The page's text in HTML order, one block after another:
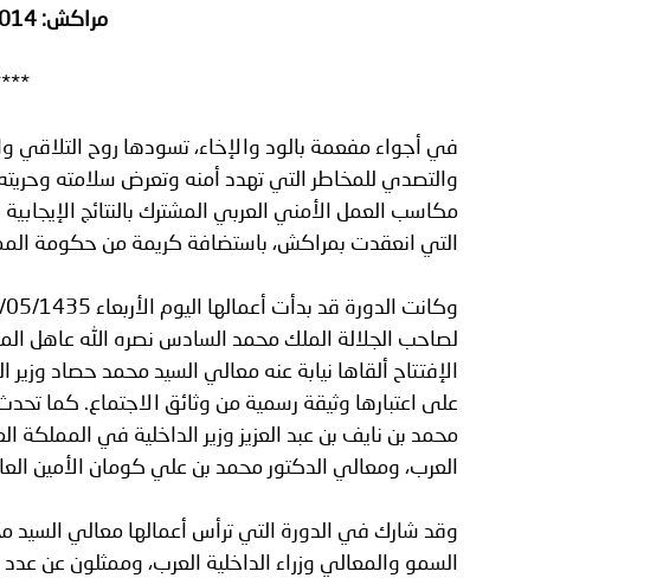
بيان صادر عن الأمانة العامة لمجلس وزراء
مراكش: 12/03/2014م
في أجواء مفعمة بالود والإخاء، تسودها روح
والتصدي للمخاطر التي تهدد أمنه وتعرض سلامته وحريته
مكاسب العمل الأمني العربي المشترك بالنتائج
التي انعقدت بمراكش، باستضافة كريمة من حكومة
لصاحب الجلالة الملك محمد السادس نصره الله عاهل
الإفتتاح ألقاها نيابة عنه معالي السيد محمد حصاد
على اعتبارها وثيقة رسمية من وثائق الاجتماع. كما
محمد بن نايف بن عبد العزيز وزير الداخلية في المملكة
العرب، ومعالي الدكتور محمد بن علي كومان الأمين
وقد شارك في الدورة التي ترأس أعمالها معالي السيد
السمو والمعالي وزراء الداخلية العرب، وممثلون عن